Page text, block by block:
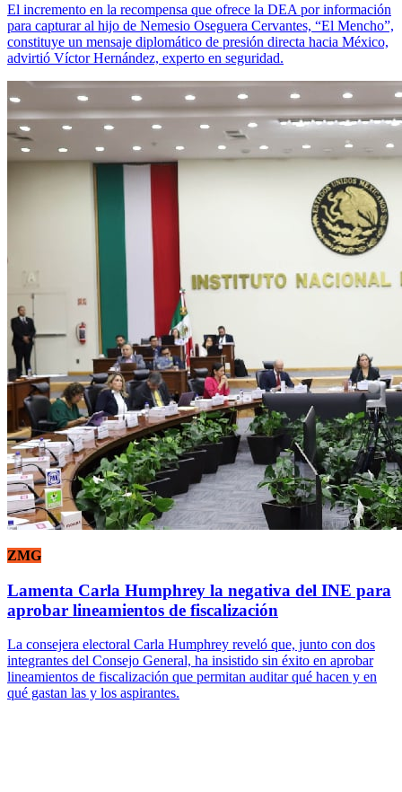
El incremento en la recompensa que ofrece la DEA por información
para capturar al hijo de Nemesio Oseguera Cervantes, “El Mencho”,
constituye un mensaje diplomático de presión directa hacia México,
advirtió Víctor Hernández, experto en seguridad.
ZMG
Lamenta Carla Humphrey la negativa del INE para
aprobar lineamientos de fiscalización
La consejera electoral Carla Humphrey reveló que, junto con dos
integrantes del Consejo General, ha insistido sin éxito en aprobar
lineamientos de fiscalización que permitan auditar qué hacen y en
qué gastan las y los aspirantes.